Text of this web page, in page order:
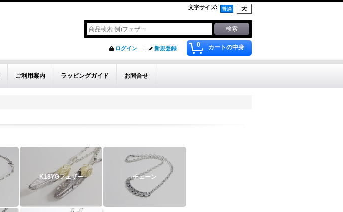
文字サイズ:
0 カートの中身
ログイン 新規登録
ご利用案内 ラッピングガイド お問合せ
K18YGフェザー チェーン